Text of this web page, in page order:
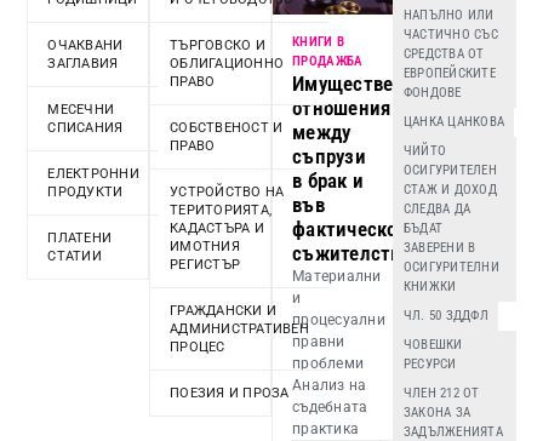
ОЧАКВАНИ
ЗАГЛАВИЯ
МЕСЕЧНИ
СПИСАНИЯ
ЕЛЕКТРОННИ
ПРОДУКТИ
ПЛАТЕНИ
СТАТИИ
ТЪРГОВСКО И
ОБЛИГАЦИОННО
ПРАВО
СОБСТВЕНОСТ И
ПРАВО
УСТРОЙСТВО НА
ТЕРИТОРИЯТА,
КАДАСТЪРА И
ИМОТНИЯ
РЕГИСТЪР
ГРАЖДАНСКИ И
АДМИНИСТРАТИВЕН
ПРОЦЕС
ПОЕЗИЯ И ПРОЗА
КНИГИ В
ПРОДАЖБА
Имуществени
отношения
между
съпрузи
в брак и
във
фактическо
съжителство
Материални
и
процесуални
правни
проблеми
Анализ на
съдебната
практика
НАПЪЛНО ИЛИ
ЧАСТИЧНО СЪС
СРЕДСТВА ОТ
ЕВРОПЕЙСКИТЕ
ФОНДОВЕ
ЦАНКА ЦАНКОВА
ЧИЙТО
ОСИГУРИТЕЛЕН
СТАЖ И ДОХОД
СЛЕДВА ДА
БЪДАТ
ЗАВЕРЕНИ В
ОСИГУРИТЕЛНИ
КНИЖКИ
ЧЛ. 50 ЗДДФЛ
ЧОВЕШКИ
РЕСУРСИ
ЧЛЕН 212 ОТ
ЗАКОНА ЗА
ЗАДЪЛЖЕНИЯТА